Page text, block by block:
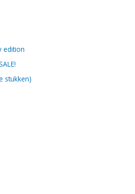
edition
stukken)